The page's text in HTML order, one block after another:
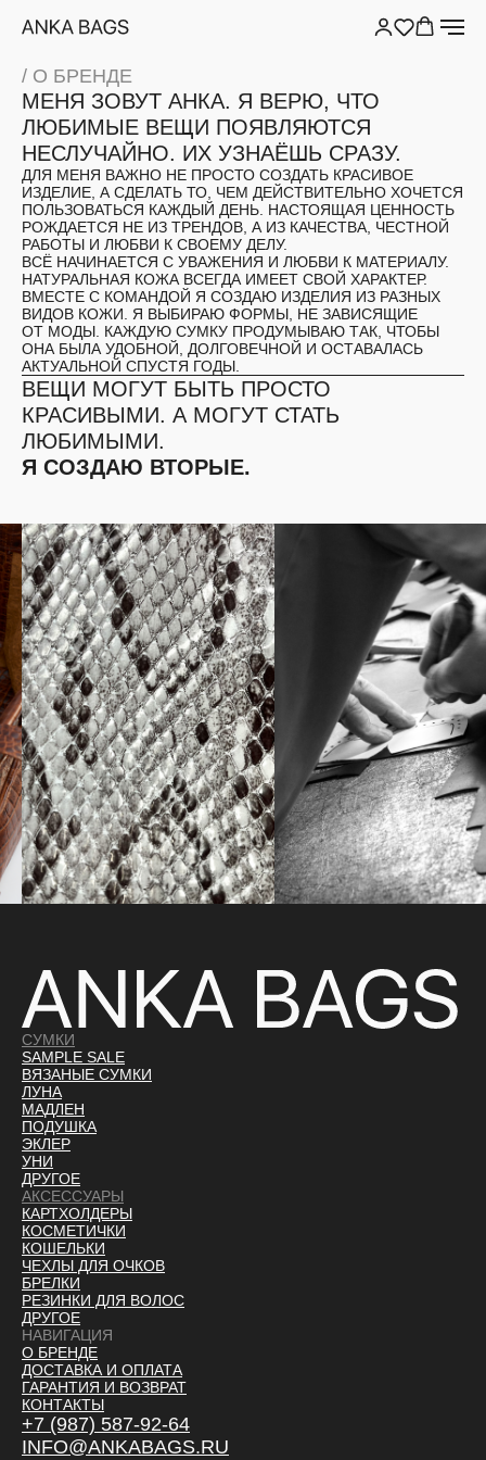
/ О БРЕНДЕ
МЕНЯ ЗОВУТ АНКА. Я ВЕРЮ, ЧТО
ЛЮБИМЫЕ ВЕЩИ ПОЯВЛЯЮТСЯ
НЕСЛУЧАЙНО. ИХ УЗНАЁШЬ СРАЗУ.
ДЛЯ МЕНЯ ВАЖНО НЕ ПРОСТО СОЗДАТЬ КРАСИВОЕ
ИЗДЕЛИЕ, А СДЕЛАТЬ ТО, ЧЕМ ДЕЙСТВИТЕЛЬНО ХОЧЕТСЯ
ПОЛЬЗОВАТЬСЯ КАЖДЫЙ ДЕНЬ. НАСТОЯЩАЯ ЦЕННОСТЬ
РОЖДАЕТСЯ НЕ ИЗ ТРЕНДОВ, А ИЗ КАЧЕСТВА, ЧЕСТНОЙ
РАБОТЫ И ЛЮБВИ К СВОЕМУ ДЕЛУ.
ВСЁ НАЧИНАЕТСЯ С УВАЖЕНИЯ И ЛЮБВИ К МАТЕРИАЛУ.
НАТУРАЛЬНАЯ КОЖА ВСЕГДА ИМЕЕТ СВОЙ ХАРАКТЕР.
ВМЕСТЕ С КОМАНДОЙ Я СОЗДАЮ ИЗДЕЛИЯ ИЗ РАЗНЫХ
ВИДОВ КОЖИ. Я ВЫБИРАЮ ФОРМЫ, НЕ ЗАВИСЯЩИЕ
ОТ МОДЫ. КАЖДУЮ СУМКУ ПРОДУМЫВАЮ ТАК, ЧТОБЫ
ОНА БЫЛА УДОБНОЙ, ДОЛГОВЕЧНОЙ И ОСТАВАЛАСЬ
АКТУАЛЬНОЙ СПУСТЯ ГОДЫ.
ВЕЩИ МОГУТ БЫТЬ ПРОСТО
КРАСИВЫМИ. А МОГУТ СТАТЬ
ЛЮБИМЫМИ.
Я СОЗДАЮ ВТОРЫЕ.
СУМКИ
SAMPLE SALE
ВЯЗАНЫЕ СУМКИ
ЛУНА
МАДЛЕН
ПОДУШКА
ЭКЛЕР
УНИ
ДРУГОЕ
АКСЕССУАРЫ
КАРТХОЛДЕРЫ
КОСМЕТИЧКИ
КОШЕЛЬКИ
ЧЕХЛЫ ДЛЯ ОЧКОВ
БРЕЛКИ
РЕЗИНКИ ДЛЯ ВОЛОС
ДРУГОЕ
НАВИГАЦИЯ
О БРЕНДЕ
ДОСТАВКА И ОПЛАТА
ГАРАНТИЯ И ВОЗВРАТ
КОНТАКТЫ
+7 (987) 587-92-64
INFO@ANKABAGS.RU